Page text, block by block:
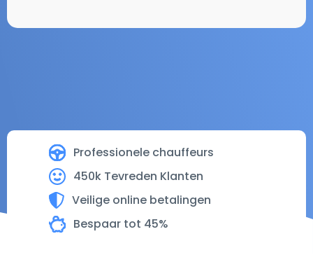
Professionele chauffeurs
450k Tevreden Klanten
Veilige online betalingen
Bespaar tot 45%